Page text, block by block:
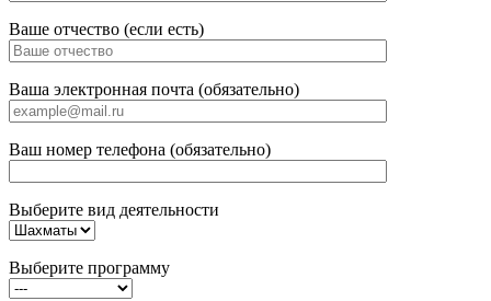
Ваше отчество (если есть)
Ваша электронная почта (обязательно)
Ваш номер телефона (обязательно)
Выберите вид деятельности
Выберите программу